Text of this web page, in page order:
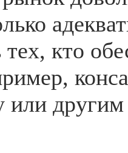
тех, кто
или